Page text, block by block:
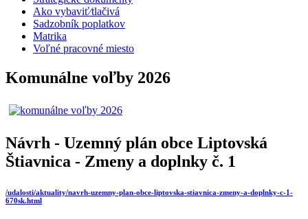
Ako vybaviť⁄tlačivá
Sadzobník poplatkov
Matrika
Voľné pracovné miesto
Komunálne voľby 2026
Návrh - Uzemný plán obce Liptovská
Štiavnica - Zmeny a doplnky č. 1
/udalosti/aktuality/navrh-uzemny-plan-obce-liptovska-stiavnica-zmeny-a-doplnky-c-1-
670sk.html